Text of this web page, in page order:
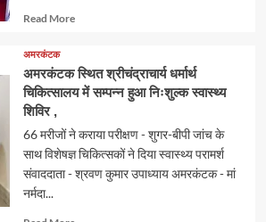
Read MoreRead
अमरकंटक
अमरकंटक स्थित श्रीचंद्राचार्य धर्मार्थ
चिकित्सालय में सम्पन्न हुआ निःशुल्क स्वास्थ्य
शिविर ,
66 मरीजों ने कराया परीक्षण - शुगर-बीपी जांच के
साथ विशेषज्ञ चिकित्सकों ने दिया स्वास्थ्य परामर्श
संवाददाता - श्रवण कुमार उपाध्याय अमरकंटक - मां
नर्मदा...